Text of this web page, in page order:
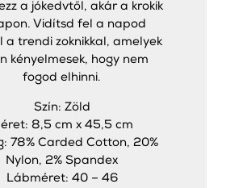
a jókedvtől, akár a krokik
Vidítsd fel a napod
a trendi zoknikkal, amelyek
kényelmesek, hogy nem
fogod elhinni.
Szín: Zöld
8,5 cm x 45,5 cm
78% Carded Cotton, 20%
Nylon, 2% Spandex
Lábméret: 40 – 46